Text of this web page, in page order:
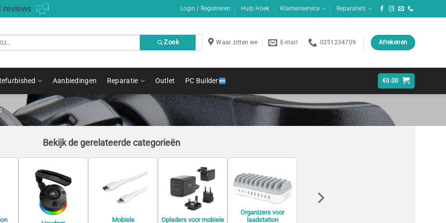
reviews Login / Registreren Hulp Hoek Klantenservice Reparatie’s
Zoek Waar zitten we E-mail 0251234709 Afrekenen
Aanbiedingen Reparatie Outlet PC Builder €0.00
Bekijk de gerelateerde categorieën
Mobiele
Opladers voor mobiele
Organizers voor
laadstation